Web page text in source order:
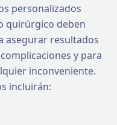
personalizados
quirúrgico deben
asegurar resultados
y para
inconveniente.
incluirán: